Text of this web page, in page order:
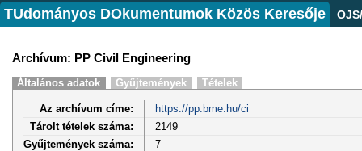
TUdományos DOkumentumok Közös Keresője
Archívum: PP Civil Engineering
Általános adatok Gyűjtemények Tételek
Az archívum címe:
https://pp.bme.hu/ci
Tárolt tételek száma:
2149
Gyűjtemények száma:
7